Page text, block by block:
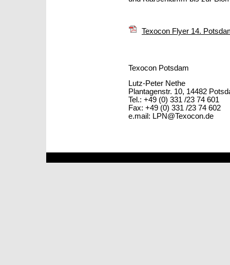
Texocon Flyer 14.
Texocon Potsdam
Lutz-Peter Nethe
Plantagenstr. 10, 14482
Tel.: +49 (0) 331 /23 74 601
Fax: +49 (0) 331 /23 74 602
e.mail: LPN@Texocon.de